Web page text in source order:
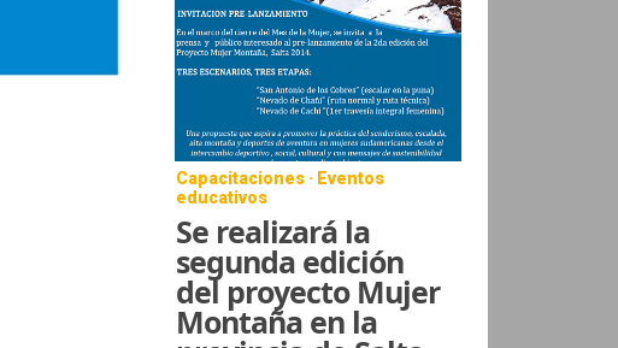
Capacitaciones · Eventos
educativos
Se realizará la
segunda edición
del proyecto Mujer
Montaña en la